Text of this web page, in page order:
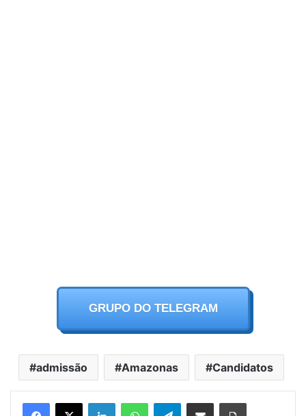
GRUPO DO TELEGRAM
admissão Amazonas Candidatos
Telegram